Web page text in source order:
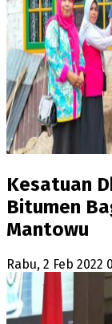
Kesatuan
Bitumen
Mantowu
Rabu, 2 Feb 2022